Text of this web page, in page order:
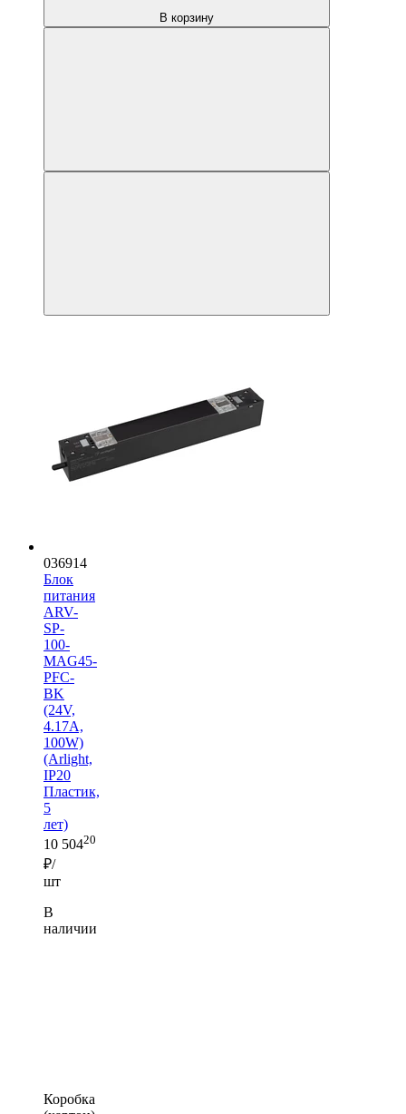
В корзину
036914
Блок
питания
ARV-
SP-
100-
MAG45-
PFC-
BK
(24V,
4.17A,
100W)
(Arlight,
IP20
Пластик,
5
лет)
10 50420
₽/
шт
В
наличии
Коробка